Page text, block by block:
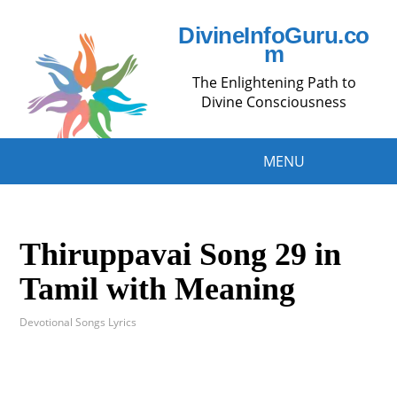
DivineInfoGuru.co
m
The Enlightening Path to
Divine Consciousness
MENU
Thiruppavai Song 29 in
Tamil with Meaning
Devotional Songs Lyrics